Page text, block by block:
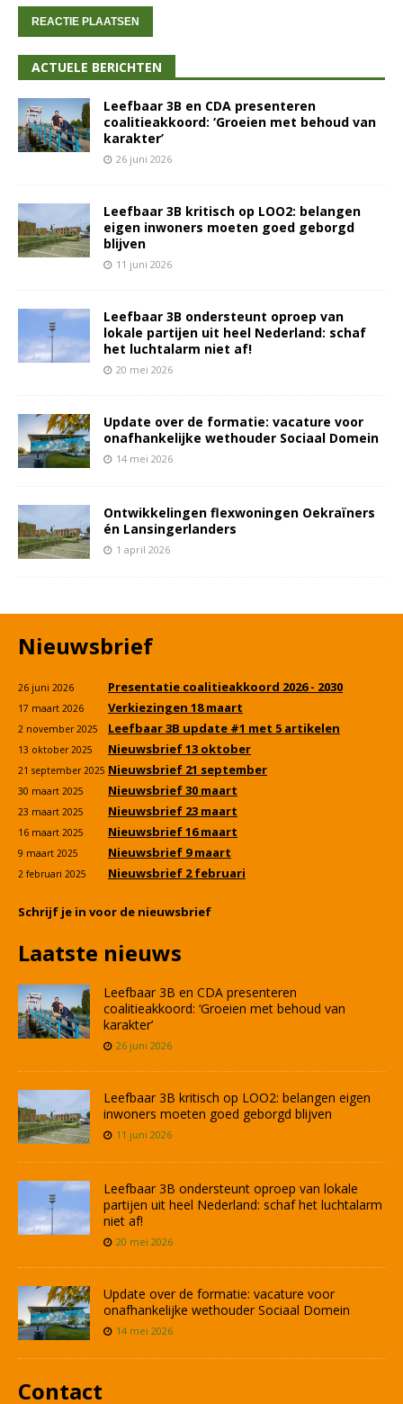
ACTUELE BERICHTEN
Leefbaar 3B en CDA presenteren
coalitieakkoord: ‘Groeien met behoud van
karakter’
26 juni 2026
Leefbaar 3B kritisch op LOO2: belangen
eigen inwoners moeten goed geborgd
blijven
11 juni 2026
Leefbaar 3B ondersteunt oproep van
lokale partijen uit heel Nederland: schaf
het luchtalarm niet af!
20 mei 2026
Update over de formatie: vacature voor
onafhankelijke wethouder Sociaal Domein
14 mei 2026
Ontwikkelingen flexwoningen Oekraïners
én Lansingerlanders
1 april 2026
Nieuwsbrief
26 juni 2026 Presentatie coalitieakkoord 2026 - 2030
17 maart 2026 Verkiezingen 18 maart
2 november 2025 Leefbaar 3B update #1 met 5 artikelen
13 oktober 2025 Nieuwsbrief 13 oktober
21 september 2025 Nieuwsbrief 21 september
30 maart 2025 Nieuwsbrief 30 maart
23 maart 2025 Nieuwsbrief 23 maart
16 maart 2025 Nieuwsbrief 16 maart
9 maart 2025 Nieuwsbrief 9 maart
2 februari 2025 Nieuwsbrief 2 februari
Schrijf je in voor de nieuwsbrief
Laatste nieuws
Leefbaar 3B en CDA presenteren
coalitieakkoord: ‘Groeien met behoud van
karakter’
26 juni 2026
Leefbaar 3B kritisch op LOO2: belangen eigen
inwoners moeten goed geborgd blijven
11 juni 2026
Leefbaar 3B ondersteunt oproep van lokale
partijen uit heel Nederland: schaf het luchtalarm
niet af!
20 mei 2026
Update over de formatie: vacature voor
onafhankelijke wethouder Sociaal Domein
14 mei 2026
Contact